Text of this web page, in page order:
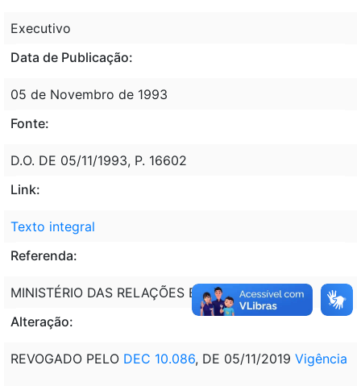
Executivo
Data de Publicação:
05 de Novembro de 1993
Fonte:
D.O. DE 05/11/1993, P. 16602
Link:
Texto integral
Referenda:
MINISTÉRIO DAS RELAÇÕES EXTERIORES - MRE
Alteração:
REVOGADO PELO DEC 10.086, DE 05/11/2019 Vigência